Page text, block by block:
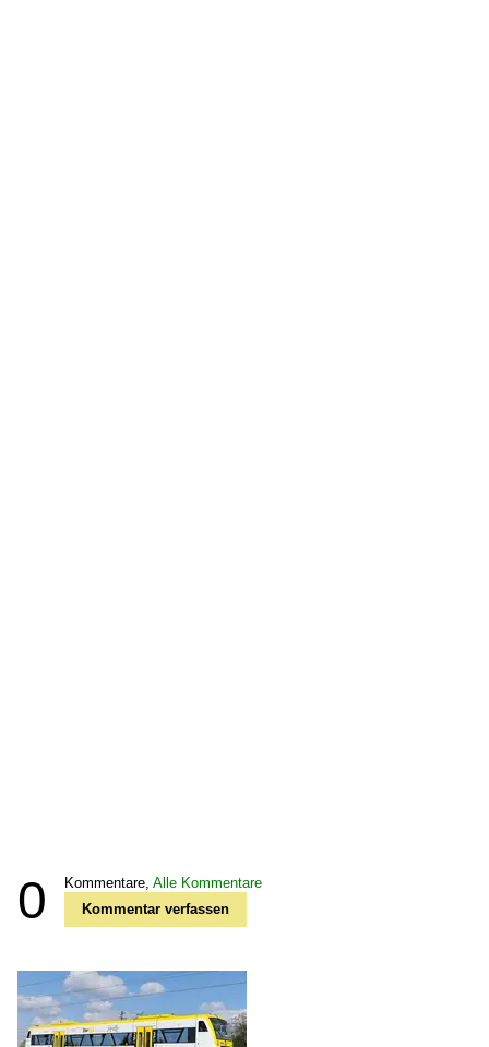
0 Kommentare, Alle Kommentare
Kommentar verfassen